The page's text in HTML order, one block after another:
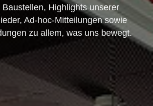
Baustellen, Highlights unserer
Ad-hoc-Mitteilungen sowie
zu allem, was uns bewegt.